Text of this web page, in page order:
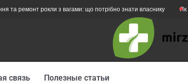
рокли з вагами: що потрібно знати власнику Як вибрати
связь Полезные статьи